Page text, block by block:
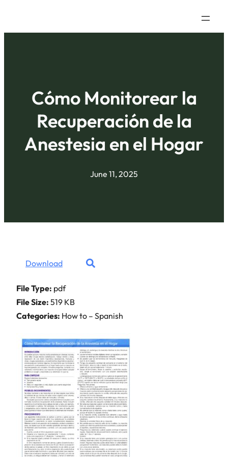
Cómo Monitorear la
Recuperación de la
Anestesia en el Hogar
June 11, 2025
Download
File Type: pdf
File Size: 519 KB
Categories: How to – Spanish